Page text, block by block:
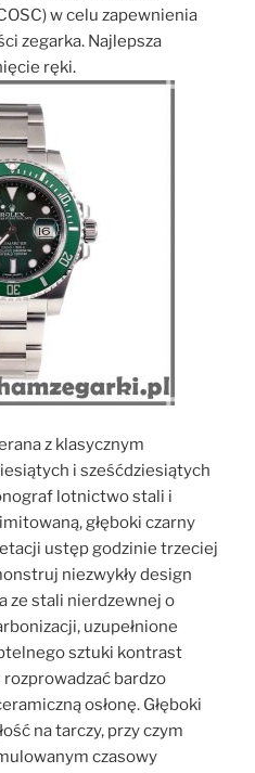
w celu zapewnienia
zegarka. Najlepsza
ręki.
z klasycznym
i sześćdziesiątych
lotnictwo stali i
głęboki czarny
ustęp godzinie trzeciej
niezwykły design
ze stali nierdzewnej o
uzupełnione
sztuki kontrast
rozprowadzać bardzo
osłonę. Głęboki
na tarczy, przy czym
czasowy